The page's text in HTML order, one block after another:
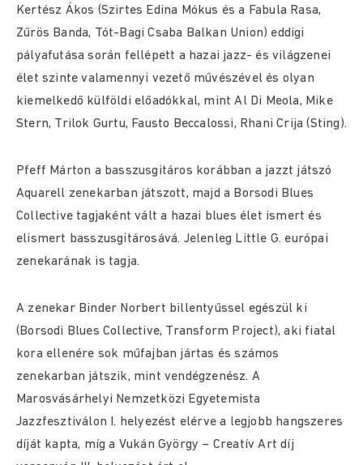
Kertész Ákos (Szirtes Edina Mókus és a Fabula Rasa,
Zűrös Banda, Tót-Bagi Csaba Balkan Union) eddigi
pályafutása során fellépett a hazai jazz- és világzenei
élet szinte valamennyi vezető művészével és olyan
kiemelkedő külföldi előadókkal, mint Al Di Meola, Mike
Stern, Trilok Gurtu, Fausto Beccalossi, Rhani Crija (Sting).
Pfeff Márton a basszusgitáros korábban a jazzt játszó
Aquarell zenekarban játszott, majd a Borsodi Blues
Collective tagjaként vált a hazai blues élet ismert és
elismert basszusgitárosává. Jelenleg Little G. európai
zenekarának is tagja.
A zenekar Binder Norbert billentyűssel egészül ki
(Borsodi Blues Collective, Transform Project), aki fiatal
kora ellenére sok műfajban jártas és számos
zenekarban játszik, mint vendégzenész. A
Marosvásárhelyi Nemzetközi Egyetemista
Jazzfesztiválon I. helyezést elérve a legjobb hangszeres
díját kapta, míg a Vukán György – Creatív Art díj